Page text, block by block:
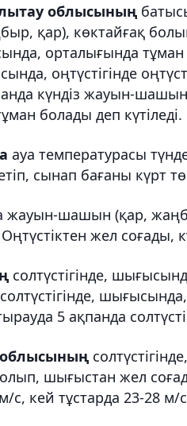
облысының
қар), көктайғақ
орталығында
оңтүстігінде
күндіз жауын-
болады деп күтіледі.
ауа температурасы
сынап бағаны күрт
жауын-шашын (қар,
жел соғады,
солтүстігінде,
5 ақпанда
облысының
шығыстан жел
с, кей тұстарда 23-28 м/